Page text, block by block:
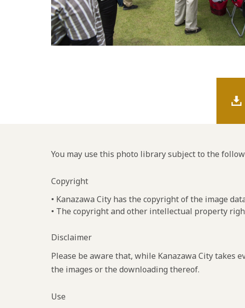
You may use this photo library subject to the
Copyright
• Kanazawa City has the copyright of the image
• The copyright and other intellectual property
Disclaimer
Please be aware that, while Kanazawa City
the images or the downloading thereof.
Use